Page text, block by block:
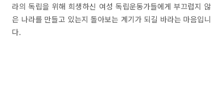
라의 독립을 위해 희생하신 여성 독립운동가들에게 부끄럽지 않
은 나라를 만들고 있는지 돌아보는 계기가 되길 바라는 마음입니
다.